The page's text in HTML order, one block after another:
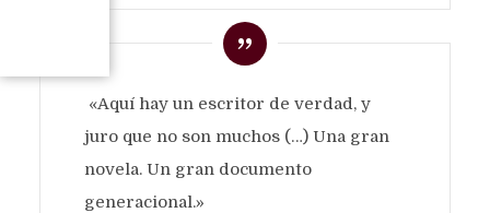
«Aquí hay un escritor de verdad, y
juro que no son muchos (…) Una gran
novela. Un gran documento
generacional.»